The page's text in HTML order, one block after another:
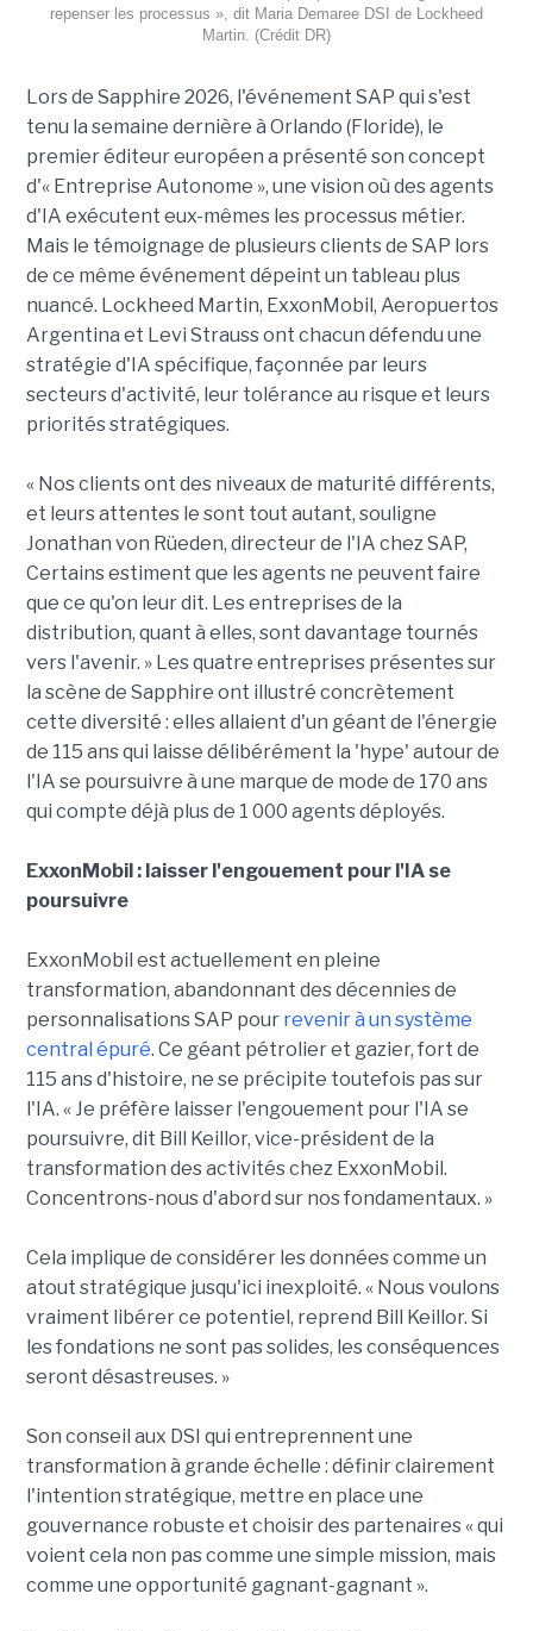
repenser les processus », dit Maria Demaree DSI de Lockheed
Martin. (Crédit DR)
Lors de Sapphire 2026, l'événement SAP qui s'est
tenu la semaine dernière à Orlando (Floride), le
premier éditeur européen a présenté son concept
d'« Entreprise Autonome », une vision où des agents
d'IA exécutent eux-mêmes les processus métier.
Mais le témoignage de plusieurs clients de SAP lors
de ce même événement dépeint un tableau plus
nuancé. Lockheed Martin, ExxonMobil, Aeropuertos
Argentina et Levi Strauss ont chacun défendu une
stratégie d'IA spécifique, façonnée par leurs
secteurs d'activité, leur tolérance au risque et leurs
priorités stratégiques.
« Nos clients ont des niveaux de maturité différents,
et leurs attentes le sont tout autant, souligne
Jonathan von Rüeden, directeur de l'IA chez SAP,
Certains estiment que les agents ne peuvent faire
que ce qu'on leur dit. Les entreprises de la
distribution, quant à elles, sont davantage tournés
vers l'avenir. » Les quatre entreprises présentes sur
la scène de Sapphire ont illustré concrètement
cette diversité : elles allaient d'un géant de l'énergie
de 115 ans qui laisse délibérément la 'hype' autour de
l'IA se poursuivre à une marque de mode de 170 ans
qui compte déjà plus de 1 000 agents déployés.
ExxonMobil : laisser l'engouement pour l'IA se
poursuivre
ExxonMobil est actuellement en pleine
transformation, abandonnant des décennies de
personnalisations SAP pour revenir à un système
central épuré. Ce géant pétrolier et gazier, fort de
115 ans d'histoire, ne se précipite toutefois pas sur
l'IA. « Je préfère laisser l'engouement pour l'IA se
poursuivre, dit Bill Keillor, vice-président de la
transformation des activités chez ExxonMobil.
Concentrons-nous d'abord sur nos fondamentaux. »
Cela implique de considérer les données comme un
atout stratégique jusqu'ici inexploité. « Nous voulons
vraiment libérer ce potentiel, reprend Bill Keillor. Si
les fondations ne sont pas solides, les conséquences
seront désastreuses. »
Son conseil aux DSI qui entreprennent une
transformation à grande échelle : définir clairement
l'intention stratégique, mettre en place une
gouvernance robuste et choisir des partenaires « qui
voient cela non pas comme une simple mission, mais
comme une opportunité gagnant-gagnant ».